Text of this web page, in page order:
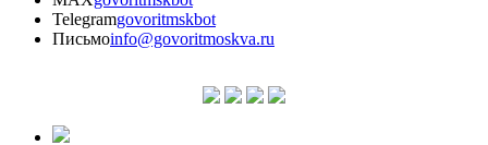
Telegramgovoritmskbot
Письмоinfo@govoritmoskva.ru